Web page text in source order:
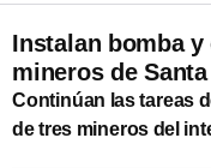
Instalan bomba
mineros de Santa
Continúan las tareas
de tres mineros del